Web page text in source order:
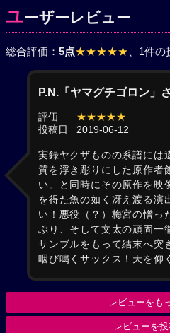
ユーザーレビュー
総合評価： 5点★★★★★ 、1件
P.N.「ヤマグチゴロン」
評価
★★★★★
投稿日
2019-06-12
実録ヤクザものの系譜には
質を浮き彫りにした原作者
い。と同時にその原作を映
を得た魚の如く冴え渡る演
い！悪役（？）梅宮の憎っ
ぶり、そして文太の頑固一
サンブルをもって結末へ突
咽び鳴くサックス！天を仰
レビューをも
レビューを